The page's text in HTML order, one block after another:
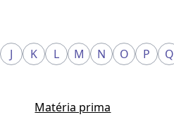
J K L M N O P Q
Matéria prima